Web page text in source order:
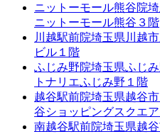
ニットーモール熊谷院
ニットーモール熊谷３階
川越駅前院埼玉県川越
ビル１階
ふじみ野院埼玉県ふじ
トナリエふじみ野１階
越谷駅前院埼玉県越谷
谷ショッピングスクエ
南越谷駅前院埼玉県越